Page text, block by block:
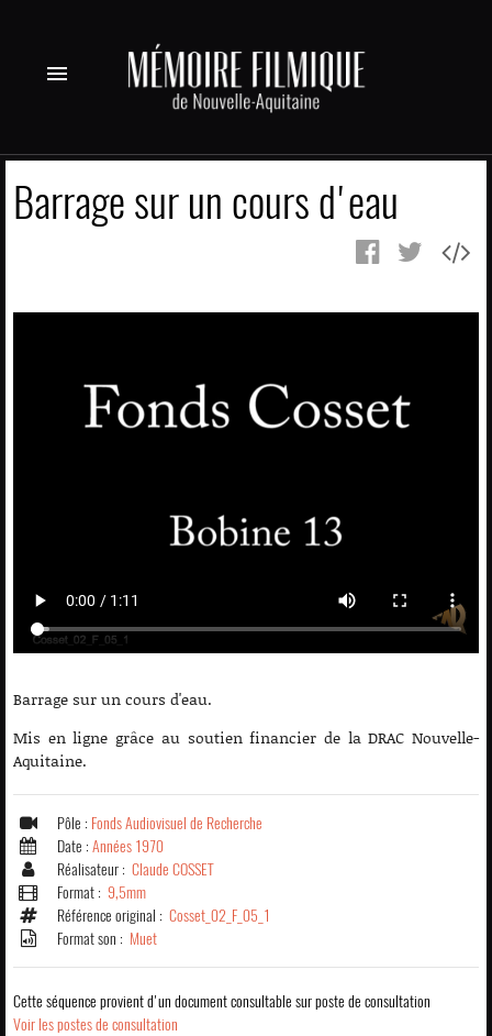
menu
Barrage sur un cours d'eau
Barrage sur un cours d'eau.
Mis en ligne grâce au soutien financier de la DRAC Nouvelle-
Aquitaine.
Pôle : Fonds Audiovisuel de Recherche
Date : Années 1970
Réalisateur : Claude COSSET
Format : 9,5mm
Référence original : Cosset_02_F_05_1
Format son : Muet
Cette séquence provient d'un document consultable sur poste de consultation
Voir les postes de consultation